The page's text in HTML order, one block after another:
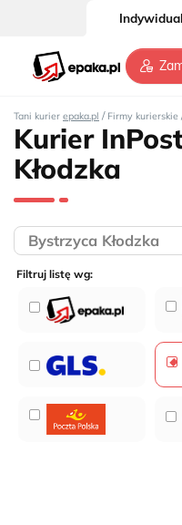
Tani kurier epaka.pl / Firmy kurierskie
Kurier
Kłodzka
Filtruj listę wg: